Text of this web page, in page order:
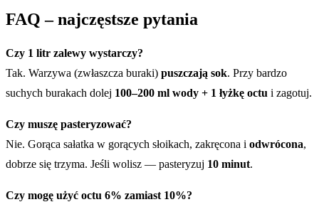
FAQ – najczęstsze pytania
Czy 1 litr zalewy wystarczy?
Tak. Warzywa (zwłaszcza buraki) puszczają sok. Przy bardzo
suchych burakach dolej 100–200 ml wody + 1 łyżkę octu i zagotuj.
Czy muszę pasteryzować?
Nie. Gorąca sałatka w gorących słoikach, zakręcona i odwrócona,
dobrze się trzyma. Jeśli wolisz — pasteryzuj 10 minut.
Czy mogę użyć octu 6% zamiast 10%?